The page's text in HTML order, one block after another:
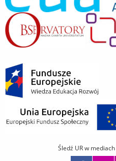
Śledź UR w